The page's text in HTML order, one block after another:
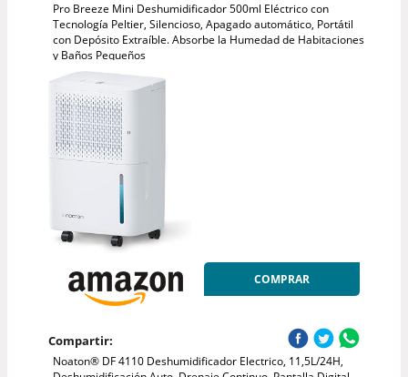
Pro Breeze Mini Deshumidificador 500ml Eléctrico con
Tecnología Peltier, Silencioso, Apagado automático, Portátil
con Depósito Extraíble. Absorbe la Humedad de Habitaciones
y Baños Pequeños
COMPRAR
Compartir:
Noaton® DF 4110 Deshumidificador Electrico, 11,5L/24H,